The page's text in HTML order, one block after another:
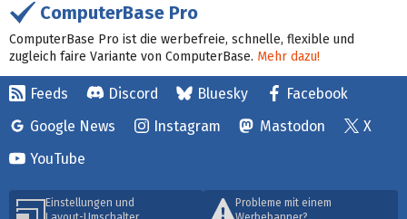
ComputerBase Pro
ComputerBase Pro ist die werbefreie, schnelle, flexible und
zugleich faire Variante von ComputerBase. Mehr dazu!
Feeds Discord Bluesky
Facebook
Google News
Instagram Mastodon
X
YouTube
Einstellungen und
Probleme mit einem